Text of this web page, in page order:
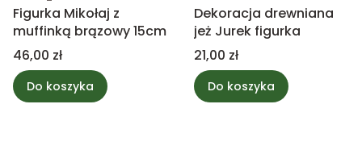
Figurka Mikołaj z
muffinką brązowy 15cm
Cena
46,00 zł
Do koszyka
Dekoracja drewniana
jeż Jurek figurka
Cena
21,00 zł
Do koszyka